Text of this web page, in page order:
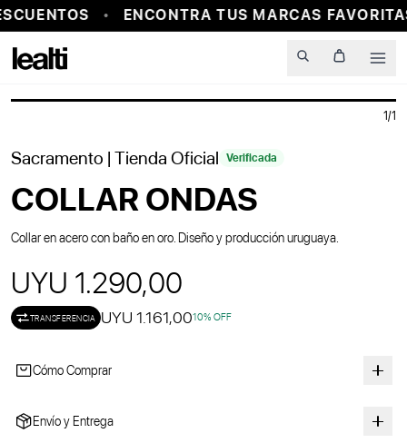
ENCONTRA TUS MARCAS
1/1
Sacramento | Tienda Oficial Verificada
COLLAR ONDAS
Collar en acero con baño en oro. Diseño y producción uruguaya.
UYU 1.290,00
TRANSFERENCIA UYU 1.161,0010% OFF
Cómo Comprar
Envío y Entrega